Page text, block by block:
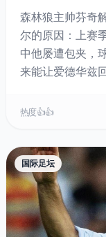
森林狼主帅芬奇
尔的原因：上赛
中他屡遭包夹，
来能让爱德华兹
进攻强队，同时
热度 👍👍
国际足坛